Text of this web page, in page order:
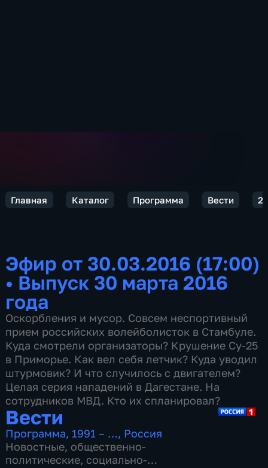
Главная Каталог Программа Вести
Эфир от 30.03.2016 (17:00)
• Выпуск 30 марта 2016
года
Оскорбления и мусор. Совсем неспортивный
прием российских волейболисток в Стамбуле.
Куда смотрели организаторы? Крушение Су-25
в Приморье. Как вел себя летчик? Куда уводил
штурмовик? И что случилось с двигателем?
Целая серия нападений в Дагестане. На
сотрудников МВД. Кто их спланировал?
Вести
Программа, 1991 – …, Россия
Новостные, общественно-
политические, социально-